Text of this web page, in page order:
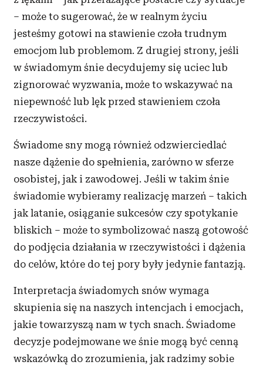
– może to sugerować, że w realnym życiu
jesteśmy gotowi na stawienie czoła trudnym
emocjom lub problemom. Z drugiej strony, jeśli
w świadomym śnie decydujemy się uciec lub
zignorować wyzwania, może to wskazywać na
niepewność lub lęk przed stawieniem czoła
rzeczywistości.
Świadome sny mogą również odzwierciedlać
nasze dążenie do spełnienia, zarówno w sferze
osobistej, jak i zawodowej. Jeśli w takim śnie
świadomie wybieramy realizację marzeń – takich
jak latanie, osiąganie sukcesów czy spotykanie
bliskich – może to symbolizować naszą gotowość
do podjęcia działania w rzeczywistości i dążenia
do celów, które do tej pory były jedynie fantazją.
Interpretacja świadomych snów wymaga
skupienia się na naszych intencjach i emocjach,
jakie towarzyszą nam w tych snach. Świadome
decyzje podejmowane we śnie mogą być cenną
wskazówką do zrozumienia, jak radzimy sobie